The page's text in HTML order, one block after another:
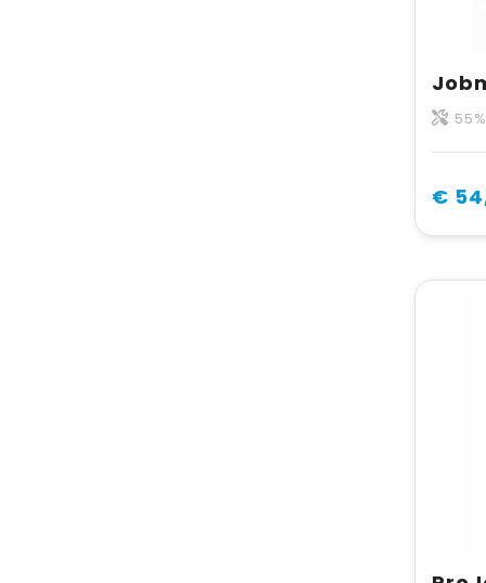
€